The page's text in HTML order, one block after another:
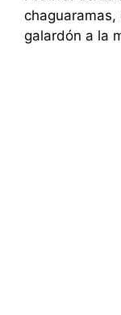
galardón a la